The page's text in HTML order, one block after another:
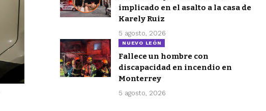
implicado en el asalto a la casa de
Karely Ruiz
5 agosto, 2026
NUEVO LEÓN
Fallece un hombre con
discapacidad en incendio en
Monterrey
5 agosto, 2026